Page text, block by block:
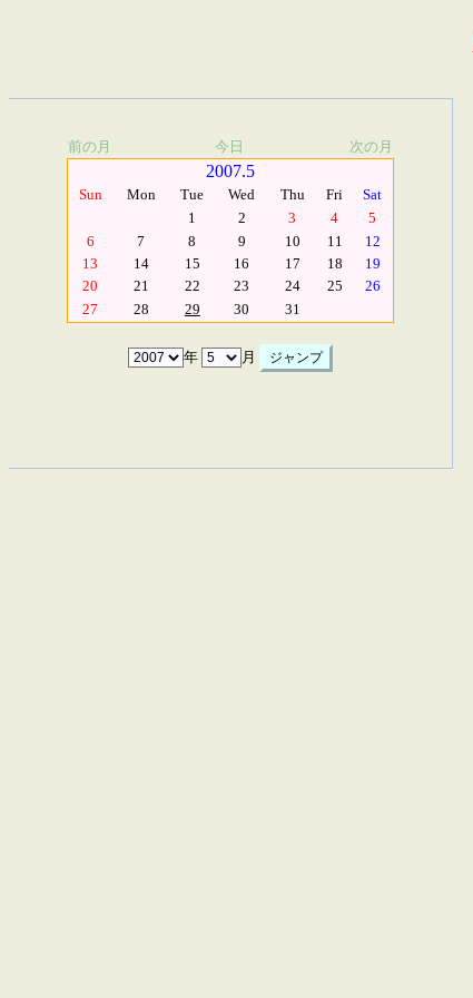
前の月 今日 次の月
2007.5
Sun Mon Tue Wed Thu Fri
Sat
1
2 3 4
5
6
7 8 9 10 11
12
13
14 15 16 17 18
19
20
21 22 23 24 25
26
27
28 29 30 31
年 月